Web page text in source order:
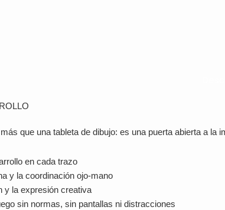
que una tableta de dibujo: es una puerta abierta a la
en cada trazo
y la coordinación ojo-mano
y la expresión creativa
sin normas, sin pantallas ni distracciones